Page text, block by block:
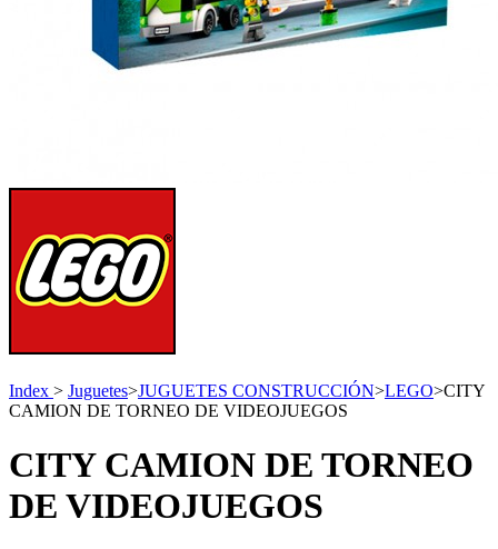
Index > Juguetes>JUGUETES CONSTRUCCIÓN>LEGO>CITY
CAMION DE TORNEO DE VIDEOJUEGOS
CITY CAMION DE TORNEO
DE VIDEOJUEGOS